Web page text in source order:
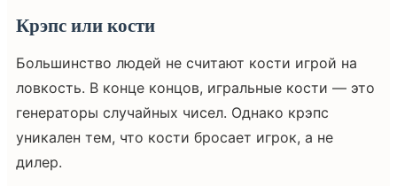
Крэпс или кости
Большинство людей не считают кости игрой на
ловкость. В конце концов, игральные кости — это
генераторы случайных чисел. Однако крэпс
уникален тем, что кости бросает игрок, а не
дилер.